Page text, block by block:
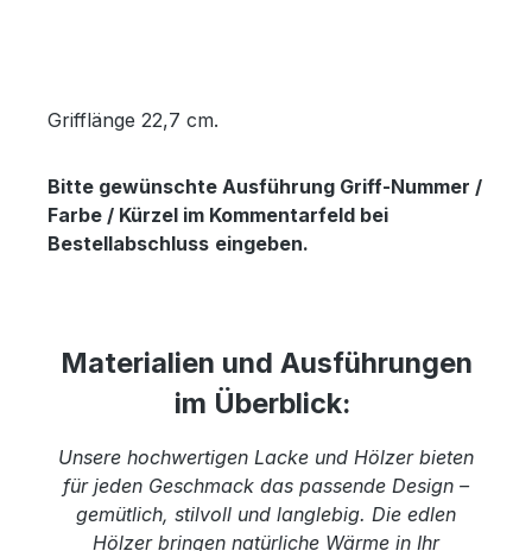
Grifflänge 22,7 cm.
Bitte gewünschte Ausführung Griff-Nummer /
Farbe / Kürzel im Kommentarfeld bei
Bestellabschluss eingeben.
Materialien und Ausführungen
im Überblick:
Unsere hochwertigen Lacke und Hölzer bieten
für jeden Geschmack das passende Design –
gemütlich, stilvoll und langlebig. Die edlen
Hölzer bringen natürliche Wärme in Ihr